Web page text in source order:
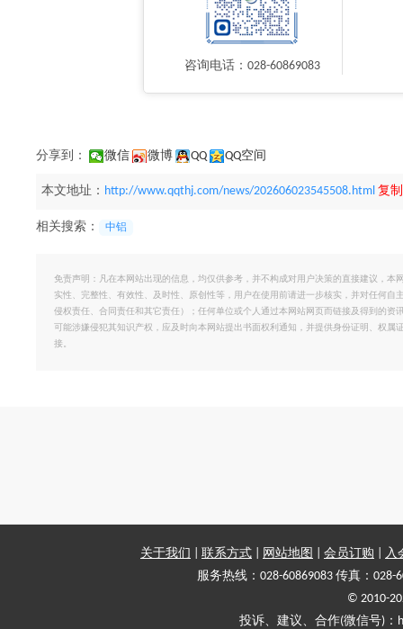
咨询电话：028-60869083
分享到： 微信 微博 QQ QQ空间
本文地址： http://www.qqthj.com/news/202606023545508.html 复
相关搜索： 中铝
免责声明：凡在本网站出现的信息，均仅供参考，并不构成对用户决策的直接建议，
实性、完整性、有效性、及时性、原创性等，用户在使用前请进一步核实，并对任何
侵权责任、合同责任和其它责任）；任何单位或个人通过本网站网页而链接及得到的
可能涉嫌侵犯其知识产权，应及时向本网站提出书面权利通知，并提供身份证明、权
接。
关于我们 联系方式 网站地图 会员订购
入
服务热线：028-60869083 传真：028-
© 2010-
投诉、建议、合作(微信号)